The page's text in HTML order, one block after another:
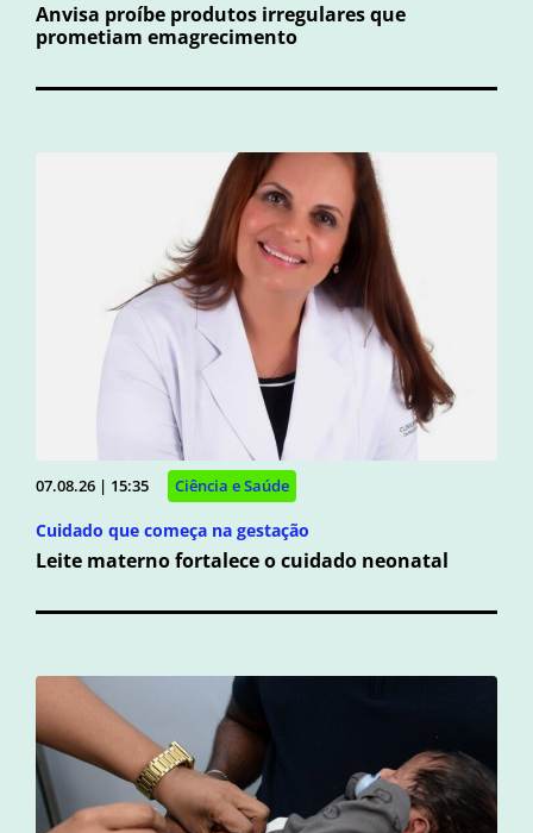
Anvisa proíbe produtos irregulares que
prometiam emagrecimento
07.08.26 | 15:35 Ciência e Saúde
Cuidado que começa na gestação
Leite materno fortalece o cuidado neonatal